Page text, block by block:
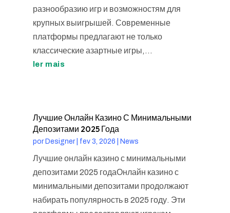
разнообразию игр и возможностям для
крупных выигрышей. Современные
платформы предлагают не только
классические азартные игры,...
ler mais
Лучшие Онлайн Казино С Минимальными
Депозитами 2025 Года
por Designer| fev 3, 2026 News
Лучшие онлайн казино с минимальными
депозитами 2025 годаОнлайн казино с
минимальными депозитами продолжают
набирать популярность в 2025 году. Эти